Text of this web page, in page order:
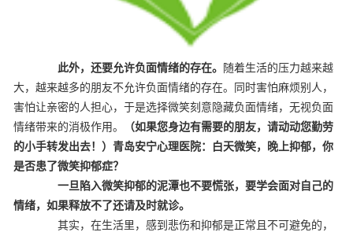
此外，还要允许负面情绪的存在。
随着生活的压力越来越
大，越来越多的朋友不允许负面情绪的存在。同时害怕麻烦别人，
害怕让亲密的人担心，于是选择微笑刻意隐藏负面情绪，无视负面
情绪带来的消极作用。
（如果您身边有需要的朋友，请动动您勤劳
的小手转发出去！ ） 青岛安宁心理医院：白天微笑，晚上抑郁，你
是否患了微笑抑郁症？
一旦陷入微笑抑郁的泥潭也不要慌张，要学会面对自己的
情绪，如果释放不了还请及时就诊。
其实，在生活里，感到悲伤和抑郁是正常且不可避免的，